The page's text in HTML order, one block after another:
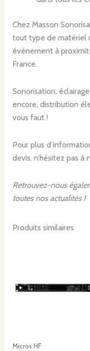
Chez Masson
tout type de matériel
événement à
France.
Sonorisation,
encore, distribution
vous faut !
Pour plus
devis, n’hésitez pas à
Retrouvez-nous
toutes nos actualités !
Produits similaires
Micros HF